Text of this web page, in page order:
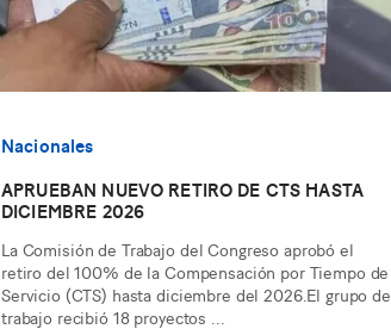
Nacionales
APRUEBAN NUEVO RETIRO DE CTS HASTA
DICIEMBRE 2026
La Comisión de Trabajo del Congreso aprobó el
retiro del 100% de la Compensación por Tiempo de
Servicio (CTS) hasta diciembre del 2026.El grupo de
trabajo recibió 18 proyectos ...